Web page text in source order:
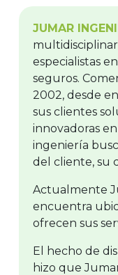
JUMAR
especialistas
seguros.
2002, desde
sus clientes
innovadoras
ingeniería
del cliente, su
Actualmente
encuentra
ofrecen sus
El hecho de
hizo que